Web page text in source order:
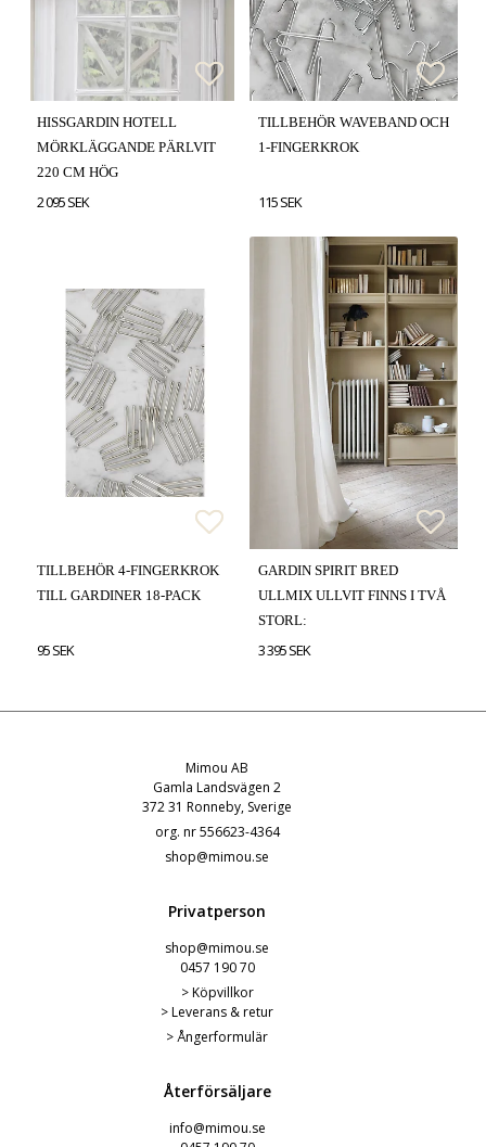
Lägg till i favoritlistan
Lägg till i favoritlistan
HISSGARDIN HOTELL
MÖRKLÄGGANDE PÄRLVIT
220 CM HÖG
2 095 SEK
TILLBEHÖR WAVEBAND OCH
1-FINGERKROK
115 SEK
Lägg till i favoritlistan
Lägg till i favoritlistan
TILLBEHÖR 4-FINGERKROK
TILL GARDINER 18-PACK
95 SEK
GARDIN SPIRIT BRED
ULLMIX ULLVIT FINNS I TVÅ
STORL:
3 395 SEK
Mimou AB
Gamla Landsvägen 2
372 31 Ronneby, Sverige
org. nr 556623-4364
shop@mimou.se
Privatperson
shop@mimou.se
0457 190 70
>Köpvillkor
>Leverans & retur
>Ångerformulär
Återförsäljare
info@mimou.se